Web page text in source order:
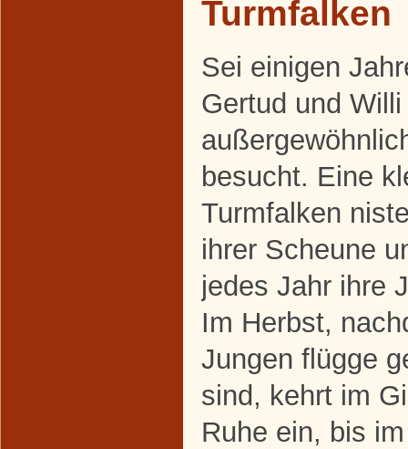
Turmfalken
Sei einigen
Gertud und
besucht. Eine
Turmfalken
ihrer Scheune
jedes Jahr ihre
Im Herbst,
Jungen flügge
sind, kehrt im
Ruhe ein, bis